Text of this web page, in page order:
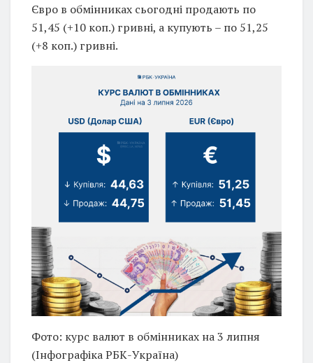
Євро в обмінниках сьогодні продають по
51,45 (+10 коп.) гривні, а купують – по 51,25
(+8 коп.) гривні.
Фото: курс валют в обмінниках на 3 липня
(Інфографіка РБК-Україна)